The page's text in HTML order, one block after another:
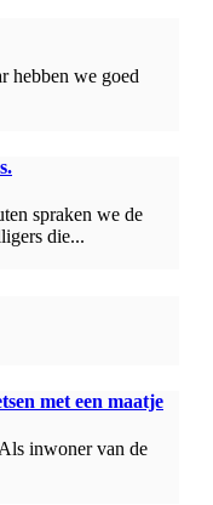
hebben we goed
spraken we de
die...
met een maatje
inwoner van de